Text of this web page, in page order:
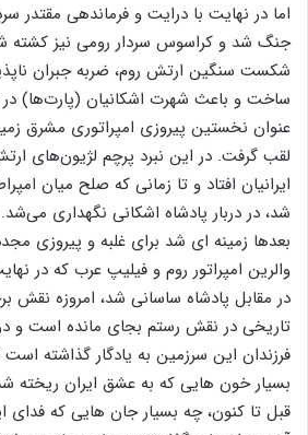
اما در نهایت با درایت و فرماندهی مقتدر
جنگ شد و کراسوس سردار رومی نیز
شکست سنگین ارتش روم، ضربه جبران
ساخت و باعث شهرت اشکانیان (پارت‌ها)
عنوان نخستین پیروزی امپراتوری مشرق
لقب گرفت. در این نبرد پرچم لژیون‌های
ایرانیان افتاد و تا زمانی که صلح میان
شد، در دربار پادشاه اشکانی نگهداری
بعدها زمینه ای شد برای غلبه و پیروزی
والرین امپراتور روم و فیلیپ عرب که در
در مقابل پادشاه ساسانی شد، امروزه نقش
تاریخی در نقش رستم بجای مانده است و
فرزندان این سرزمین به یادگار گذاشته
بسیار خون هایی که به عشق ایران ریخته
قبل تا کنون، چه بسیار جان هایی که فدای